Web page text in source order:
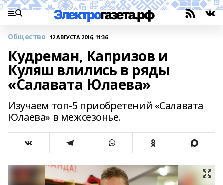
Общество 12 АВГУСТА 2016, 11:36
Кудреман, Капризов и
Куляш влились в ряды
«Салавата Юлаева»
Изучаем топ-5 приобретений «Салавата
Юлаева» в межсезонье.